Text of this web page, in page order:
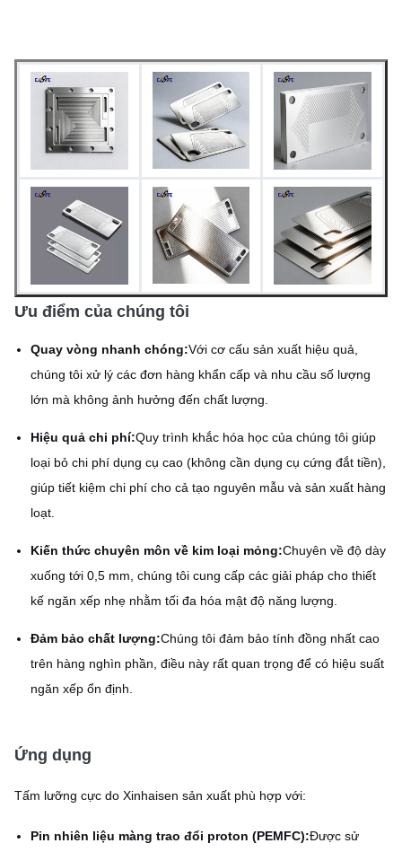
Hoàn thiện bề mặt
lý bề mặt tùy chỉnh
Ưu điểm của chúng tôi
Quay vòng nhanh chóng:Với cơ cấu sản xuất hiệu quả,
chúng tôi xử lý các đơn hàng khẩn cấp và nhu cầu số lượng
lớn mà không ảnh hưởng đến chất lượng.
Hiệu quả chi phí:Quy trình khắc hóa học của chúng tôi giúp
loại bỏ chi phí dụng cụ cao (không cần dụng cụ cứng đắt tiền),
giúp tiết kiệm chi phí cho cả tạo nguyên mẫu và sản xuất hàng
loạt.
Kiến thức chuyên môn về kim loại mỏng:Chuyên về độ dày
xuống tới 0,5 mm, chúng tôi cung cấp các giải pháp cho thiết
kế ngăn xếp nhẹ nhằm tối đa hóa mật độ năng lượng.
Đảm bảo chất lượng:Chúng tôi đảm bảo tính đồng nhất cao
trên hàng nghìn phần, điều này rất quan trọng để có hiệu suất
ngăn xếp ổn định.
Ứng dụng
Tấm lưỡng cực do Xinhaisen sản xuất phù hợp với:
Pin nhiên liệu màng trao đổi proton (PEMFC):Được sử